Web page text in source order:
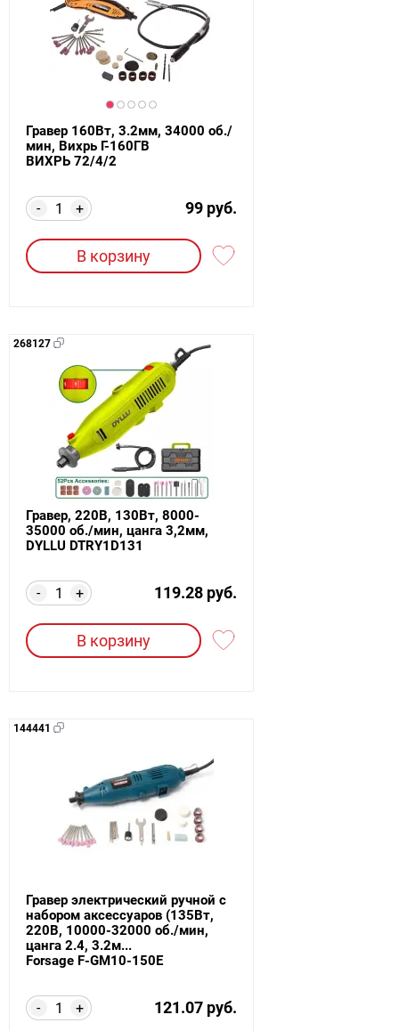
Гравер 160Вт, 3.2мм, 34000 об./
мин, Вихрь Г-160ГВ
ВИХРЬ 72/4/2
+
- 99 руб.
В корзину
268127
Гравер, 220В, 130Вт, 8000-
35000 об./мин, цанга 3,2мм,
DYLLU DTRY1D131
+
- 119.28 руб.
В корзину
144441
Гравер электрический ручной с
набором аксессуаров (135Вт,
220В, 10000-32000 об./мин,
цанга 2.4, 3.2м...
Forsage F-GM10-150E
+
- 121.07 руб.